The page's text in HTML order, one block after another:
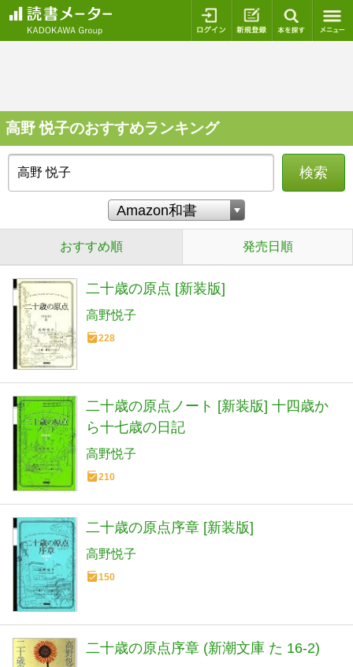
ログイン 新規登録
高野 悦子のおすすめランキング
検索
おすすめ順 発売日順
二十歳の原点 [新装版]
高野悦子
228
二十歳の原点ノート [新装版] 十四歳か
ら十七歳の日記
高野悦子
210
二十歳の原点序章 [新装版]
高野悦子
150
二十歳の原点序章 (新潮文庫 た 16-2)